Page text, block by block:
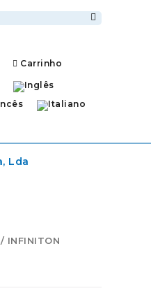
Carrinho
/ INFINITON